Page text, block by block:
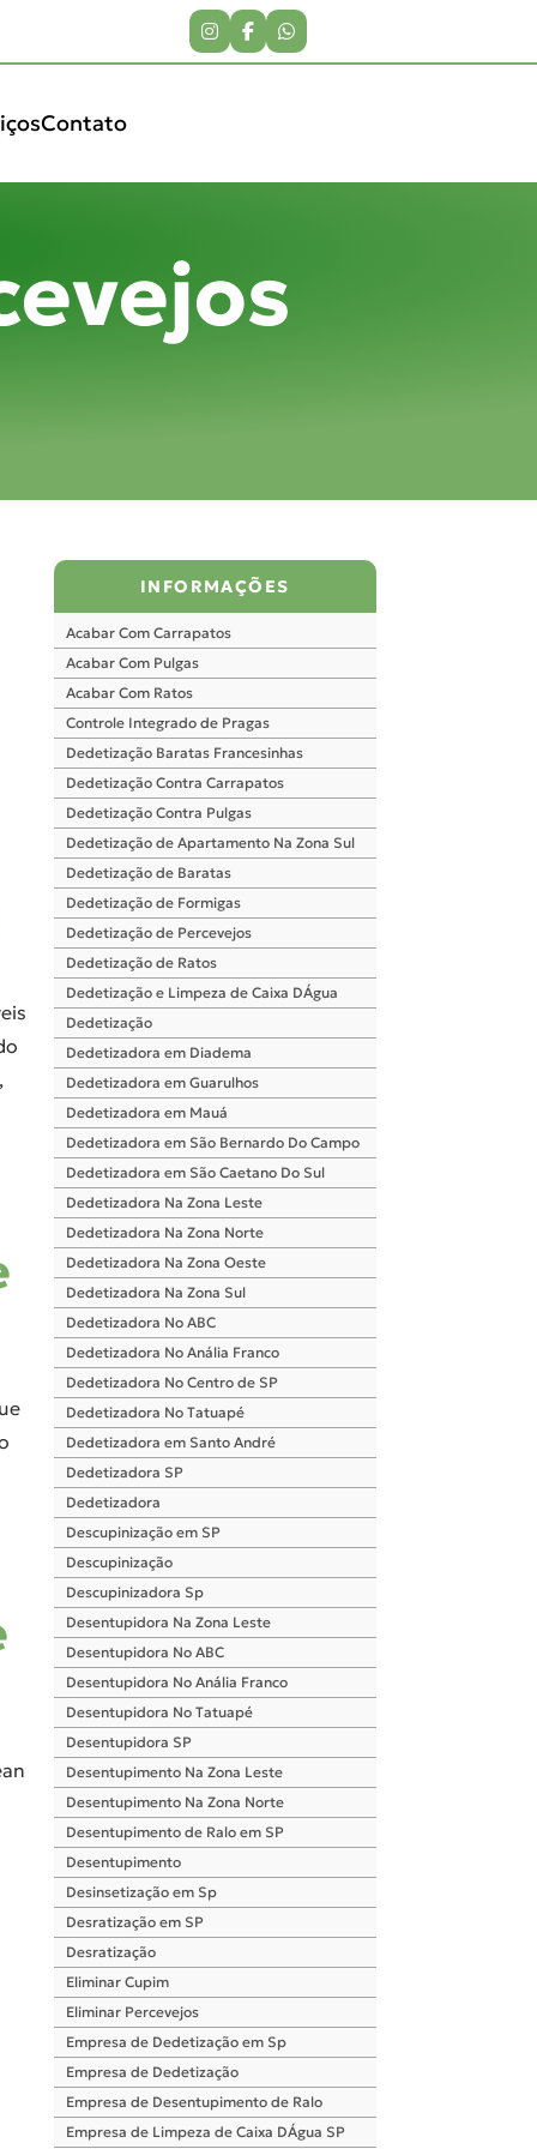
Contato
INFORMAÇÕES
Acabar Com Carrapatos
Acabar Com Pulgas
Acabar Com Ratos
Controle Integrado de Pragas
Dedetização Baratas Francesinhas
Dedetização Contra Carrapatos
Dedetização Contra Pulgas
Dedetização de Apartamento Na Zona Sul
Dedetização de Baratas
Dedetização de Formigas
Dedetização de Percevejos
Dedetização de Ratos
Dedetização e Limpeza de Caixa DÁgua
Dedetização
Dedetizadora em Diadema
Dedetizadora em Guarulhos
Dedetizadora em Mauá
Dedetizadora em São Bernardo Do Campo
Dedetizadora em São Caetano Do Sul
Dedetizadora Na Zona Leste
Dedetizadora Na Zona Norte
Dedetizadora Na Zona Oeste
Dedetizadora Na Zona Sul
Dedetizadora No ABC
Dedetizadora No Anália Franco
Dedetizadora No Centro de SP
Dedetizadora No Tatuapé
Dedetizadora em Santo André
Dedetizadora SP
Dedetizadora
Descupinização em SP
Descupinização
Descupinizadora Sp
Desentupidora Na Zona Leste
Desentupidora No ABC
Desentupidora No Anália Franco
Desentupidora No Tatuapé
Desentupidora SP
Desentupimento Na Zona Leste
Desentupimento Na Zona Norte
Desentupimento de Ralo em SP
Desentupimento
Desinsetização em Sp
Desratização em SP
Desratização
Eliminar Cupim
Eliminar Percevejos
Empresa de Dedetização em Sp
Empresa de Dedetização
Empresa de Desentupimento de Ralo
Empresa de Limpeza de Caixa DÁgua SP